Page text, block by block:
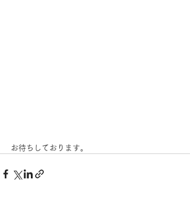
お待ちしております。